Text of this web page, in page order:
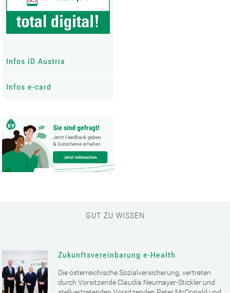
Infos ID Austria
Infos e-card
GUT ZU WISSEN
Zukunftsvereinbarung e-Health
Die österreichische Sozialversicherung, vertreten
durch Vorsitzende Claudia Neumayer-Stickler und